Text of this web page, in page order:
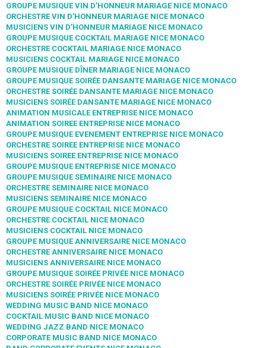
GROUPE MUSIQUE VIN D’HONNEUR MARIAGE NICE MONACO
ORCHESTRE VIN D’HONNEUR MARIAGE NICE MONACO
MUSICIENS VIN D’HONNEUR MARIAGE NICE MONACO
GROUPE MUSIQUE COCKTAIL MARIAGE NICE MONACO
ORCHESTRE COCKTAIL MARIAGE NICE MONACO
MUSICIENS COCKTAIL MARIAGE NICE MONACO
GROUPE MUSIQUE DÎNER MARIAGE NICE MONACO
GROUPE MUSIQUE SOIRÉE DANSANTE MARIAGE NICE MONACO
ORCHESTRE SOIRÉE DANSANTE MARIAGE NICE MONACO
MUSICIENS SOIRÉE DANSANTE MARIAGE NICE MONACO
ANIMATION MUSICALE ENTREPRISE NICE MONACO
ANIMATION SOIREE ENTREPRISE NICE MONACO
GROUPE MUSIQUE EVENEMENT ENTREPRISE NICE MONACO
ORCHESTRE SOIREE ENTREPRISE NICE MONACO
MUSICIENS SOIREE ENTREPRISE NICE MONACO
GROUPE MUSIQUE ENTREPRISE NICE MONACO
GROUPE MUSIQUE SEMINAIRE NICE MONACO
ORCHESTRE SEMINAIRE NICE MONACO
MUSICIENS SEMINAIRE NICE MONACO
GROUPE MUSIQUE COCKTAIL NICE MONACO
ORCHESTRE COCKTAIL NICE MONACO
MUSICIENS COCKTAIL NICE MONACO
GROUPE MUSIQUE ANNIVERSAIRE NICE MONACO
ORCHESTRE ANNIVERSAIRE NICE MONACO
MUSICIENS ANNIVERSAIRE NICE MONACO
GROUPE MUSIQUE SOIRÉE PRIVÉE NICE MONACO
ORCHESTRE SOIRÉE PRIVÉE NICE MONACO
MUSICIENS SOIRÉE PRIVÉE NICE MONACO
WEDDING MUSIC BAND NICE MONACO
COCKTAIL MUSIC BAND NICE MONACO
WEDDING JAZZ BAND NICE MONACO
CORPORATE MUSIC BAND NICE MONACO